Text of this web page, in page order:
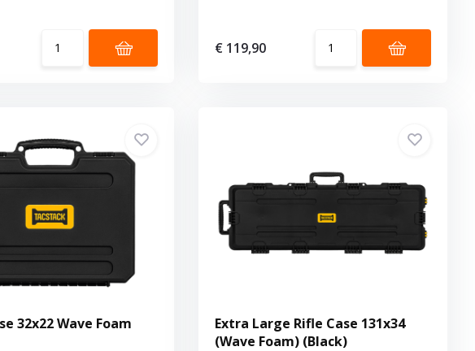
€ 119,90
32x22 Wave Foam
Extra Large Rifle Case 131x34
(Wave Foam) (Black)